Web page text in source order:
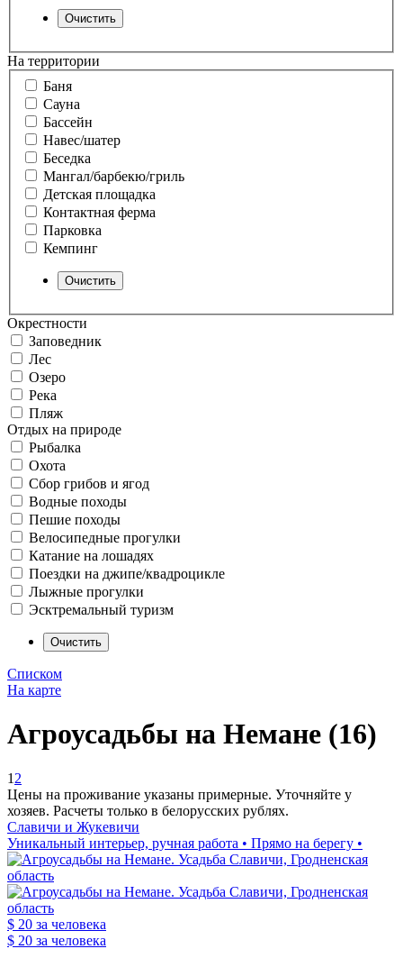
На территории
Баня
Сауна
Бассейн
Навес/шатер
Беседка
Мангал/барбекю/гриль
Детская площадка
Контактная ферма
Парковка
Кемпинг
Окрестности
Заповедник
Лес
Озеро
Река
Пляж
Отдых на природе
Рыбалка
Охота
Сбор грибов и ягод
Водные походы
Пешие походы
Велосипедные прогулки
Катание на лошадях
Поездки на джипе/квадроцикле
Лыжные прогулки
Эсктремальный туризм
Списком
На карте
Агроусадьбы на Немане (16)
1 2
Цены на проживание указаны примерные. Уточняйте у
хозяев. Расчеты только в белорусских рублях.
Славичи и Жукевичи
Уникальный интерьер, ручная работа • Прямо на берегу •
$ 20 за человека
$ 20 за человека